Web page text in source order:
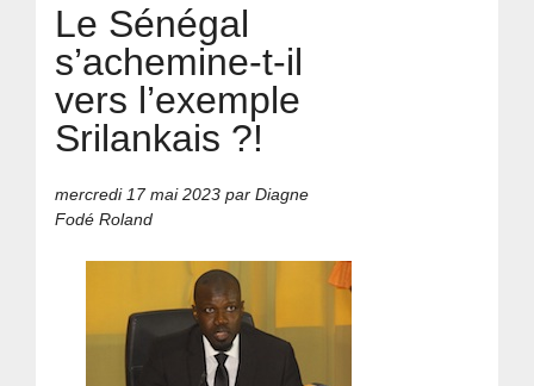
Le Sénégal
s’achemine-t-il
vers l’exemple
Srilankais ?!
mercredi 17 mai 2023 par Diagne
Fodé Roland